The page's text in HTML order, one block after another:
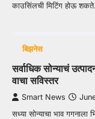
काउसिंलची मिटिंग होऊ
बिझनेस
सर्वाधिक सोन्याचं
वाचा सविस्तर
Smart News
सध्या सोन्याचा भाव गगनाला